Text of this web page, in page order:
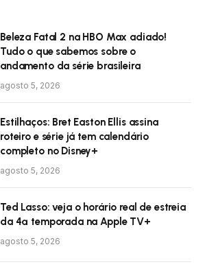
Beleza Fatal 2 na HBO Max adiado!
Tudo o que sabemos sobre o
andamento da série brasileira
agosto 5, 2026
Estilhaços: Bret Easton Ellis assina
roteiro e série já tem calendário
completo no Disney+
agosto 5, 2026
Ted Lasso: veja o horário real de estreia
da 4ª temporada na Apple TV+
agosto 5, 2026